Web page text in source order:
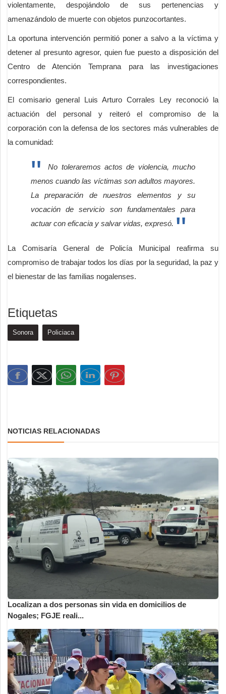
violentamente, despojándolo de sus pertenencias y
amenazándolo de muerte con objetos punzocortantes.
La oportuna intervención permitió poner a salvo a la víctima y
detener al presunto agresor, quien fue puesto a disposición del
Centro de Atención Temprana para las investigaciones
correspondientes.
El comisario general Luis Arturo Corrales Ley reconoció la
actuación del personal y reiteró el compromiso de la
corporación con la defensa de los sectores más vulnerables de
la comunidad:
No toleraremos actos de violencia, mucho
menos cuando las víctimas son adultos mayores.
La preparación de nuestros elementos y su
vocación de servicio son fundamentales para
actuar con eficacia y salvar vidas, expresó.
La Comisaría General de Policía Municipal reafirma su
compromiso de trabajar todos los días por la seguridad, la paz y
el bienestar de las familias nogalenses.
Etiquetas
Sonora Policiaca
NOTICIAS RELACIONADAS
Localizan a dos personas sin vida en domicilios de
Nogales; FGJE reali...